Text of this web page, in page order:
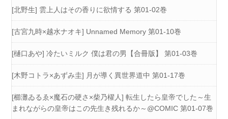
[北野生] 雲上人はその香りに欲情する 第01-02巻
[古宮九時×越水ナオキ] Unnamed Memory 第01-10巻
[樋口あや] 冷たいミルク 僕は君の男【合冊版】 第01-03巻
[木野コトラ×あずみ圭] 月が導く異世界道中 第01-17巻
[櫛灘ゐるゑ×魔石の硬さ×柴乃櫂人] 転生したら皇帝でした～生
まれながらの皇帝はこの先生き残れるか～@COMIC 第01-07巻